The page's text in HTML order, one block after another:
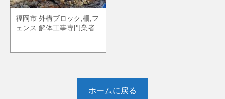
福岡市 外構ブロック,柵,フ
ェンス 解体工事専門業者
ホームに戻る